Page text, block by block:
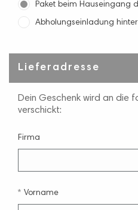
Paket beim Hauseingang
Abholungseinladung
Lieferadresse
Dein Geschenk wird an die
verschickt:
Firma
Vorname